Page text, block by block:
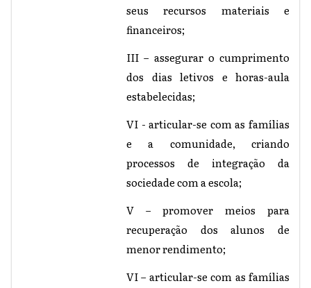
seus recursos materiais e
financeiros;
III – assegurar o cumprimento
dos dias letivos e horas-aula
estabelecidas;
VI - articular-se com as famílias
e a comunidade, criando
processos de integração da
sociedade com a escola;
V – promover meios para
recuperação dos alunos de
menor rendimento;
VI – articular-se com as famílias